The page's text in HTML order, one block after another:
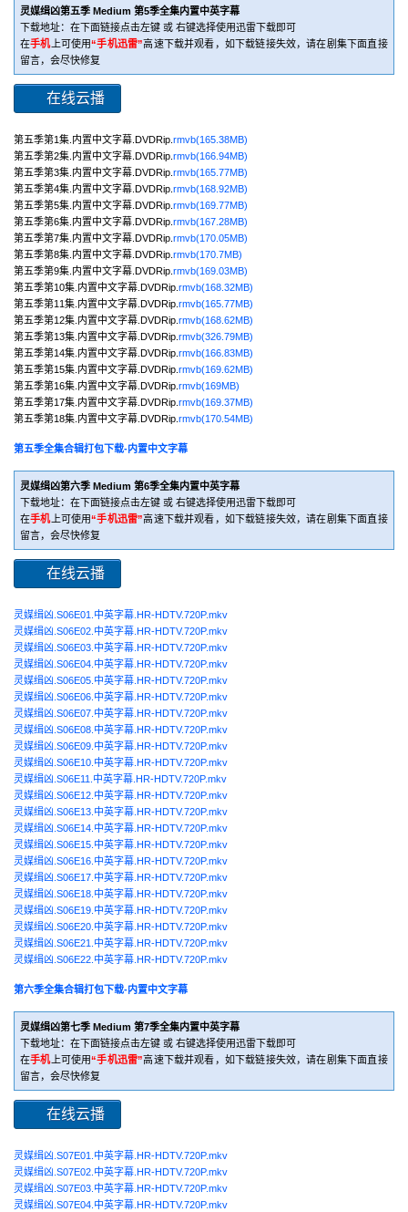
灵媒缉凶第五季 Medium 第5季全集内置中英字幕
下载地址：在下面链接点击左键 或 右键选择使用迅雷下载即可
在手机上可使用“手机迅雷”高速下载并观看，如下载链接失效，请在剧集下面直接
留言，会尽快修复
在线云播
第五季第1集.内置中文字幕.DVDRip.rmvb(165.38MB)
第五季第2集.内置中文字幕.DVDRip.rmvb(166.94MB)
第五季第3集.内置中文字幕.DVDRip.rmvb(165.77MB)
第五季第4集.内置中文字幕.DVDRip.rmvb(168.92MB)
第五季第5集.内置中文字幕.DVDRip.rmvb(169.77MB)
第五季第6集.内置中文字幕.DVDRip.rmvb(167.28MB)
第五季第7集.内置中文字幕.DVDRip.rmvb(170.05MB)
第五季第8集.内置中文字幕.DVDRip.rmvb(170.7MB)
第五季第9集.内置中文字幕.DVDRip.rmvb(169.03MB)
第五季第10集.内置中文字幕.DVDRip.rmvb(168.32MB)
第五季第11集.内置中文字幕.DVDRip.rmvb(165.77MB)
第五季第12集.内置中文字幕.DVDRip.rmvb(168.62MB)
第五季第13集.内置中文字幕.DVDRip.rmvb(326.79MB)
第五季第14集.内置中文字幕.DVDRip.rmvb(166.83MB)
第五季第15集.内置中文字幕.DVDRip.rmvb(169.62MB)
第五季第16集.内置中文字幕.DVDRip.rmvb(169MB)
第五季第17集.内置中文字幕.DVDRip.rmvb(169.37MB)
第五季第18集.内置中文字幕.DVDRip.rmvb(170.54MB)
第五季全集合辑打包下载-内置中文字幕
灵媒缉凶第六季 Medium 第6季全集内置中英字幕
下载地址：在下面链接点击左键 或 右键选择使用迅雷下载即可
在手机上可使用“手机迅雷”高速下载并观看，如下载链接失效，请在剧集下面直接
留言，会尽快修复
在线云播
灵媒缉凶.S06E01.中英字幕.HR-HDTV.720P.mkv
灵媒缉凶.S06E02.中英字幕.HR-HDTV.720P.mkv
灵媒缉凶.S06E03.中英字幕.HR-HDTV.720P.mkv
灵媒缉凶.S06E04.中英字幕.HR-HDTV.720P.mkv
灵媒缉凶.S06E05.中英字幕.HR-HDTV.720P.mkv
灵媒缉凶.S06E06.中英字幕.HR-HDTV.720P.mkv
灵媒缉凶.S06E07.中英字幕.HR-HDTV.720P.mkv
灵媒缉凶.S06E08.中英字幕.HR-HDTV.720P.mkv
灵媒缉凶.S06E09.中英字幕.HR-HDTV.720P.mkv
灵媒缉凶.S06E10.中英字幕.HR-HDTV.720P.mkv
灵媒缉凶.S06E11.中英字幕.HR-HDTV.720P.mkv
灵媒缉凶.S06E12.中英字幕.HR-HDTV.720P.mkv
灵媒缉凶.S06E13.中英字幕.HR-HDTV.720P.mkv
灵媒缉凶.S06E14.中英字幕.HR-HDTV.720P.mkv
灵媒缉凶.S06E15.中英字幕.HR-HDTV.720P.mkv
灵媒缉凶.S06E16.中英字幕.HR-HDTV.720P.mkv
灵媒缉凶.S06E17.中英字幕.HR-HDTV.720P.mkv
灵媒缉凶.S06E18.中英字幕.HR-HDTV.720P.mkv
灵媒缉凶.S06E19.中英字幕.HR-HDTV.720P.mkv
灵媒缉凶.S06E20.中英字幕.HR-HDTV.720P.mkv
灵媒缉凶.S06E21.中英字幕.HR-HDTV.720P.mkv
灵媒缉凶.S06E22.中英字幕.HR-HDTV.720P.mkv
第六季全集合辑打包下载-内置中文字幕
灵媒缉凶第七季 Medium 第7季全集内置中英字幕
下载地址：在下面链接点击左键 或 右键选择使用迅雷下载即可
在手机上可使用“手机迅雷”高速下载并观看，如下载链接失效，请在剧集下面直接
留言，会尽快修复
在线云播
灵媒缉凶.S07E01.中英字幕.HR-HDTV.720P.mkv
灵媒缉凶.S07E02.中英字幕.HR-HDTV.720P.mkv
灵媒缉凶.S07E03.中英字幕.HR-HDTV.720P.mkv
灵媒缉凶.S07E04.中英字幕.HR-HDTV.720P.mkv